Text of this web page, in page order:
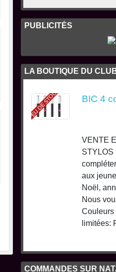
PUBLICITÉS
LA BOUTIQUE DU
PEU DE STOCK BIC 4
VENTE
STYLOS
aux
Noël,
Nous
Couleurs
limitées:
COMMANDES SUR